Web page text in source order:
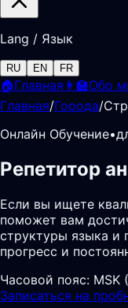
Lang / Язык
RU EN FR
🏠Главная 👩‍🏫Обо
Главная/Города/
Онлайн Обучение•
Репетитор
Если вы ищете
поможет вам
структуры языка и
прогресс и
Часовой пояс: MSK
Записаться на